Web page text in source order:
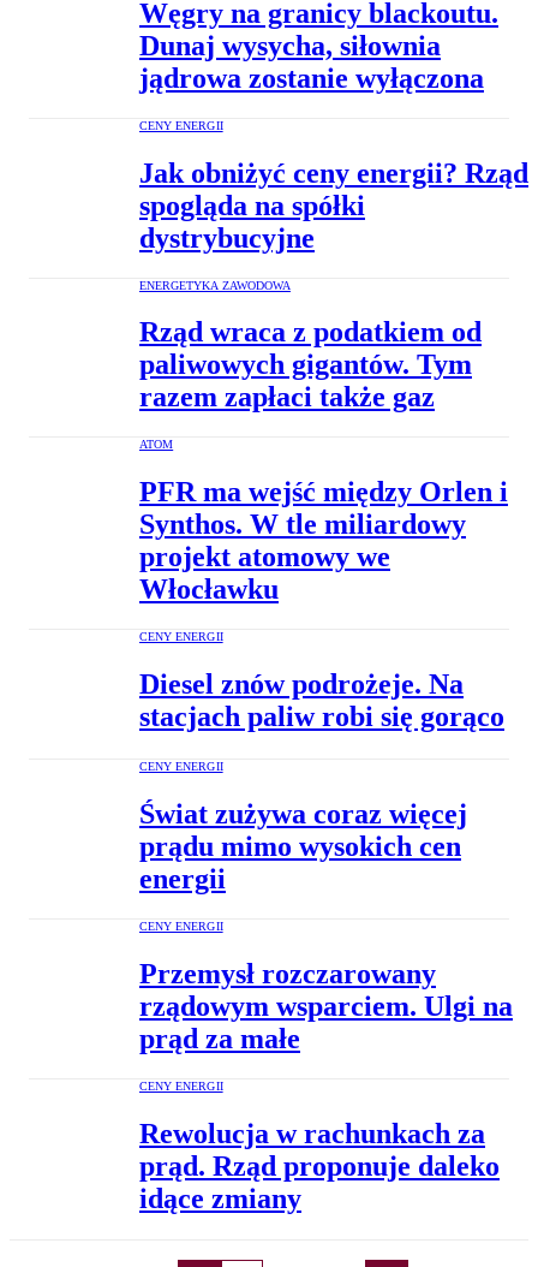
Węgry na granicy blackoutu.
Dunaj wysycha, siłownia
jądrowa zostanie wyłączona
CENY ENERGII
Jak obniżyć ceny energii? Rząd
spogląda na spółki
dystrybucyjne
ENERGETYKA ZAWODOWA
Rząd wraca z podatkiem od
paliwowych gigantów. Tym
razem zapłaci także gaz
ATOM
PFR ma wejść między Orlen i
Synthos. W tle miliardowy
projekt atomowy we
Włocławku
CENY ENERGII
Diesel znów podrożeje. Na
stacjach paliw robi się gorąco
CENY ENERGII
Świat zużywa coraz więcej
prądu mimo wysokich cen
energii
CENY ENERGII
Przemysł rozczarowany
rządowym wsparciem. Ulgi na
prąd za małe
CENY ENERGII
Rewolucja w rachunkach za
prąd. Rząd proponuje daleko
idące zmiany